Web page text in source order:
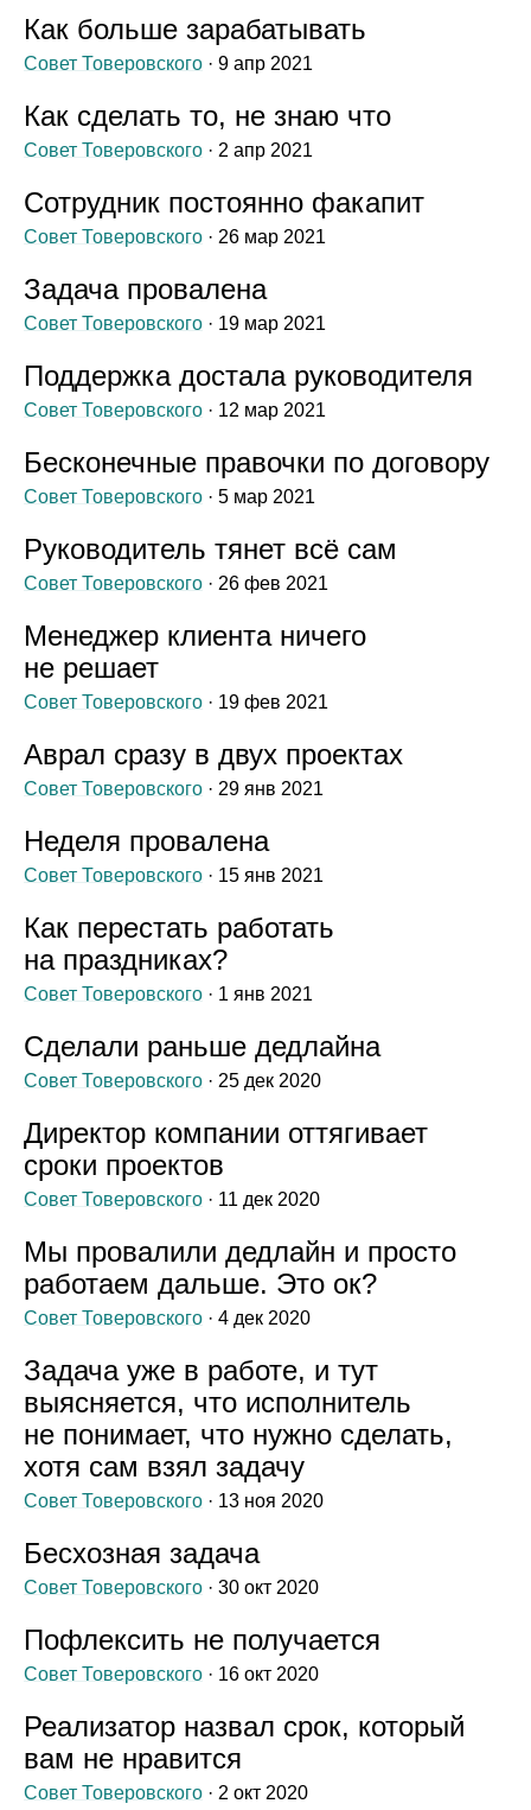
Как больше зарабатывать
Совет Товеровского · 9 апр 2021
Как сделать то, не знаю что
Совет Товеровского · 2 апр 2021
Сотрудник постоянно факапит
Совет Товеровского · 26 мар 2021
Задача провалена
Совет Товеровского · 19 мар 2021
Поддержка достала руководителя
Совет Товеровского · 12 мар 2021
Бесконечные правочки по договору
Совет Товеровского · 5 мар 2021
Руководитель тянет всё сам
Совет Товеровского · 26 фев 2021
Менеджер клиента ничего
не решает
Совет Товеровского · 19 фев 2021
Аврал сразу в двух проектах
Совет Товеровского · 29 янв 2021
Неделя провалена
Совет Товеровского · 15 янв 2021
Как перестать работать
на праздниках?
Совет Товеровского · 1 янв 2021
Сделали раньше дедлайна
Совет Товеровского · 25 дек 2020
Директор компании оттягивает
сроки проектов
Совет Товеровского · 11 дек 2020
Мы провалили дедлайн и просто
работаем дальше. Это ок?
Совет Товеровского · 4 дек 2020
Задача уже в работе, и тут
выясняется, что исполнитель
не понимает, что нужно сделать,
хотя сам взял задачу
Совет Товеровского · 13 ноя 2020
Бесхозная задача
Совет Товеровского · 30 окт 2020
Пофлексить не получается
Совет Товеровского · 16 окт 2020
Реализатор назвал срок, который
вам не нравится
Совет Товеровского · 2 окт 2020